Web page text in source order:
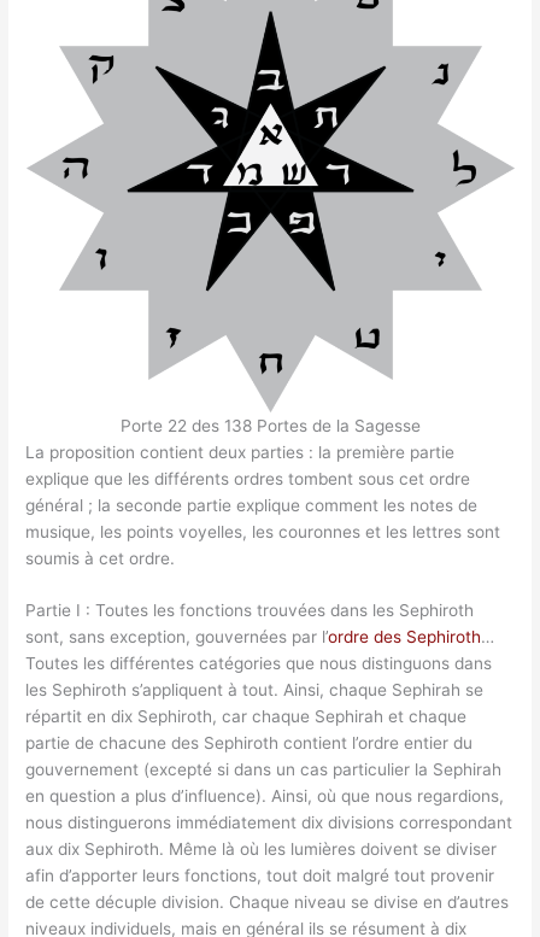
Porte 22 des 138 Portes de la Sagesse
La proposition contient deux parties : la première partie
explique que les différents ordres tombent sous cet ordre
général ; la seconde partie explique comment les notes de
musique, les points voyelles, les couronnes et les lettres sont
soumis à cet ordre.
Partie I : Toutes les fonctions trouvées dans les Sephiroth
sont, sans exception, gouvernées par l’ordre des Sephiroth…
Toutes les différentes catégories que nous distinguons dans
les Sephiroth s’appliquent à tout. Ainsi, chaque Sephirah se
répartit en dix Sephiroth, car chaque Sephirah et chaque
partie de chacune des Sephiroth contient l’ordre entier du
gouvernement (excepté si dans un cas particulier la Sephirah
en question a plus d’influence). Ainsi, où que nous regardions,
nous distinguerons immédiatement dix divisions correspondant
aux dix Sephiroth. Même là où les lumières doivent se diviser
afin d’apporter leurs fonctions, tout doit malgré tout provenir
de cette décuple division. Chaque niveau se divise en d’autres
niveaux individuels, mais en général ils se résument à dix